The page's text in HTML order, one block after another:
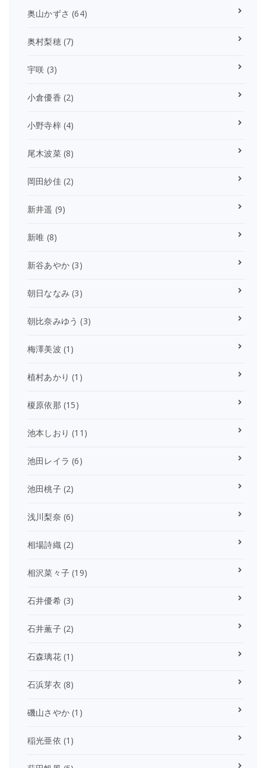
奥山かずさ (64)
奥村梨穂(7)
宇咲 (3)
小倉優香 (2)
小野寺梓(4)
尾木波菜(8)
岡田紗佳(2)
新井遥 (9)
新唯 (8)
新谷あやか (3)
朝日ななみ (3)
朝比奈みゆう (3)
梅澤美波 (1)
植村あかり (1)
榎原依那 (15)
池本しおり (11)
池田レイラ (6)
池田桃子(2)
浅川梨奈 (6)
相場詩織(2)
相沢菜々子 (19)
石井優希(3)
石井薫子(2)
石森璃花(1)
石浜芽衣 (8)
磯山さやか (1)
稲光亜依 (1)